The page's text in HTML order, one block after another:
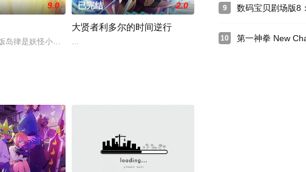
的晓古城，眼前是一位身穿修
9.0
岛律是妖怪小说家饭岛蜗牛（本名饭岛伶）的孙子，自幼具有通灵体质，能够与妖怪鬼
已完结 2.0
大贤者利多尔的时间逆行
...
9 数码宝贝剧场版8：
10 第一神拳 New